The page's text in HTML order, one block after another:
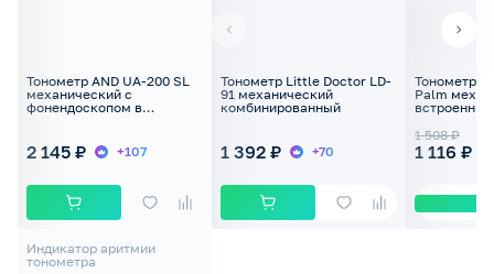
Тонометр AND UA-200 SL
механический с
фонендоскопом в
2 145 ₽ +107
Индикатор аритмии
тонометра
Тонометр Little Doctor LD-
91 механический
комбинированный
1 392 ₽ +70
Тонометр
Palm
1 116 ₽
1 508 ₽